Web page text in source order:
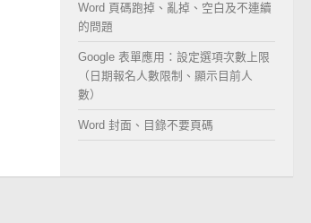
Word 頁碼跑掉、亂掉、空白及不連續
的問題
Google 表單應用：設定選項次數上限
（日期報名人數限制、顯示目前人
數）
Word 封面、目錄不要頁碼